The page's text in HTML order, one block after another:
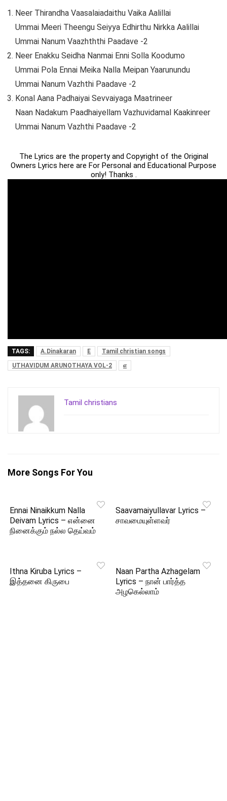
Neer Thirandha Vaasalaiadaithu Vaika Aalillai
Ummai Meeri Theengu Seiyya Edhirthu Nirkka Aalillai
Ummai Nanum Vaazhththi Paadave -2
Neer Enakku Seidha Nanmai Enni Solla Koodumo
Ummai Pola Ennai Meika Nalla Meipan Yaarunundu
Ummai Nanum Vazhthi Paadave -2
Konal Aana Padhaiyai Sevvaiyaga Maatrineer
Naan Nadakum Paadhaiyellam Vazhuvidamal Kaakinreer
Ummai Nanum Vazhthi Paadave -2
The Lyrics are the property and Copyright of the Original
Owners Lyrics here are For Personal and Educational Purpose
only! Thanks .
TAGS: A.Dinakaran E
Tamil christian songs
UTHAVIDUM ARUNOTHAYA VOL-2
எ
Tamil christians
More Songs For You
Ennai Ninaikkum Nalla
Deivam Lyrics – என்னை
நினைக்கும் நல்ல தெய்வம்
Saavamaiyullavar Lyrics –
சாவமையுள்ளவர்
Ithna Kiruba Lyrics –
இத்தனை கிருபை
Naan Partha Azhagelam
Lyrics – நான் பார்த்த
அழகெல்லாம்